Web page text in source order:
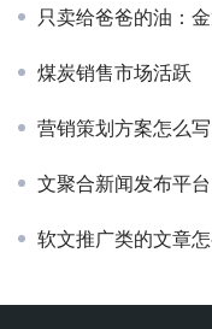
只卖给爸爸的油：
煤炭销售市场活跃
营销策划方案怎么写
文聚合新闻发布平台
软文推广类的文章